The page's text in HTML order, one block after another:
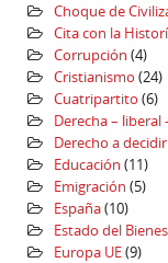
Choque de
Cita con la
Corrupción (4)
Cristianismo (24)
Cuatripartito (6)
Derecha –
Derecho a decidir
Educación (11)
Emigración (5)
España(10)
Estado del
Europa UE(9)